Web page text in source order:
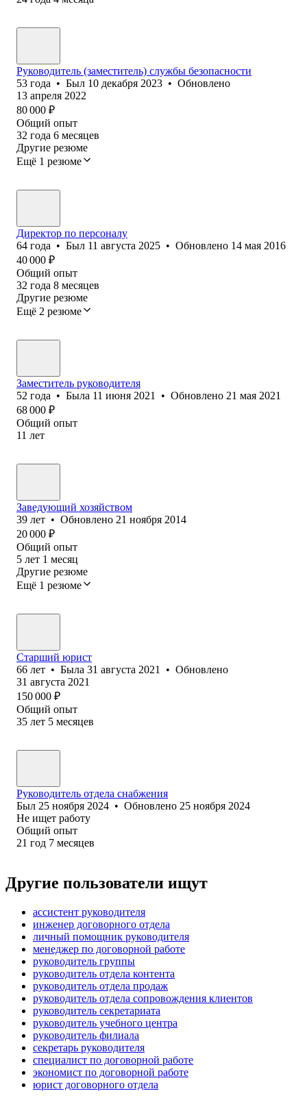
Руководитель (заместитель) службы безопасности
53 года • Был 10 декабря 2023 • Обновлено
13 апреля 2022
80 000 ₽
Общий опыт
32 года 6 месяцев
Другие резюме
Ещё 1 резюме
Директор по персоналу
64 года • Был 11 августа 2025 • Обновлено 14 мая 2016
40 000 ₽
Общий опыт
32 года 8 месяцев
Другие резюме
Ещё 2 резюме
Заместитель руководителя
52 года • Была 11 июня 2021 • Обновлено 21 мая 2021
68 000 ₽
Общий опыт
11 лет
Заведующий хозяйством
39 лет • Обновлено 21 ноября 2014
20 000 ₽
Общий опыт
5 лет 1 месяц
Другие резюме
Ещё 1 резюме
Старший юрист
66 лет • Была 31 августа 2021 • Обновлено
31 августа 2021
150 000 ₽
Общий опыт
35 лет 5 месяцев
Руководитель отдела снабжения
Был 25 ноября 2024 • Обновлено 25 ноября 2024
Не ищет работу
Общий опыт
21 год 7 месяцев
Другие пользователи ищут
ассистент руководителя
инженер договорного отдела
личный помощник руководителя
менеджер по договорной работе
руководитель группы
руководитель отдела контента
руководитель отдела продаж
руководитель отдела сопровождения клиентов
руководитель секретариата
руководитель учебного центра
руководитель филиала
секретарь руководителя
специалист по договорной работе
экономист по договорной работе
юрист договорного отдела